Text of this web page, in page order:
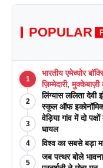
POPULAR
1
भारतीय एमेच्योर
ज़िम्मेदारी,
2
लिंग्यास ललिता
स्कूल ऑफ
पत्रिकाओं में प्रकाशन
आयोजन किया
3
वेड़िया गांव में दो
घायल
4 विश्व का सबसे बड़ा
5
जब पत्थर बोले